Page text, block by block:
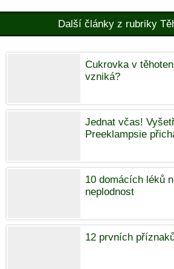
Další články z rubriky
Cukrovka v
vzniká?
Jednat včas!
Preeklampsie
10 domácích léků
neplodnost
12 prvních